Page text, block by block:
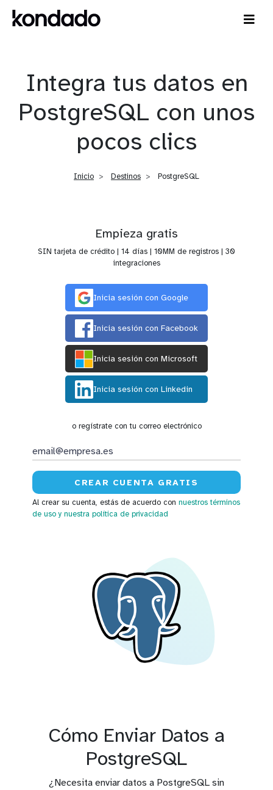
Integra tus datos en
PostgreSQL con unos
pocos clics
Inicio Destinos PostgreSQL
Empieza gratis
SIN tarjeta de crédito | 14 días | 10MM de registros | 30
integraciones
Inicia sesión con Google
Inicia sesión con Facebook
Inicia sesión con Microsoft
Inicia sesión con Linkedin
o regístrate con tu correo electrónico
Al crear su cuenta, estás de acuerdo con nuestros términos
de uso y nuestra política de privacidad
Cómo Enviar Datos a
PostgreSQL
¿Necesita enviar datos a PostgreSQL sin